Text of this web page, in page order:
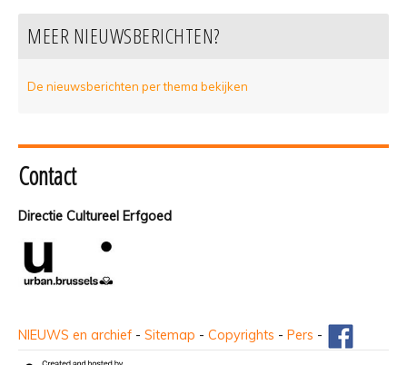
MEER NIEUWSBERICHTEN?
De nieuwsberichten per thema bekijken
Contact
Directie Cultureel Erfgoed
NIEUWS en archief - Sitemap - Copyrights - Pers -